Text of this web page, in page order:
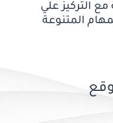
التركيز علي
المتنوعة